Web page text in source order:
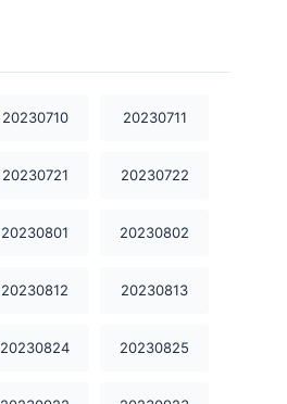
20231110 20231111
20230710 20230711
20230721 20230722
20230801 20230802
20230812 20230813
20230824 20230825